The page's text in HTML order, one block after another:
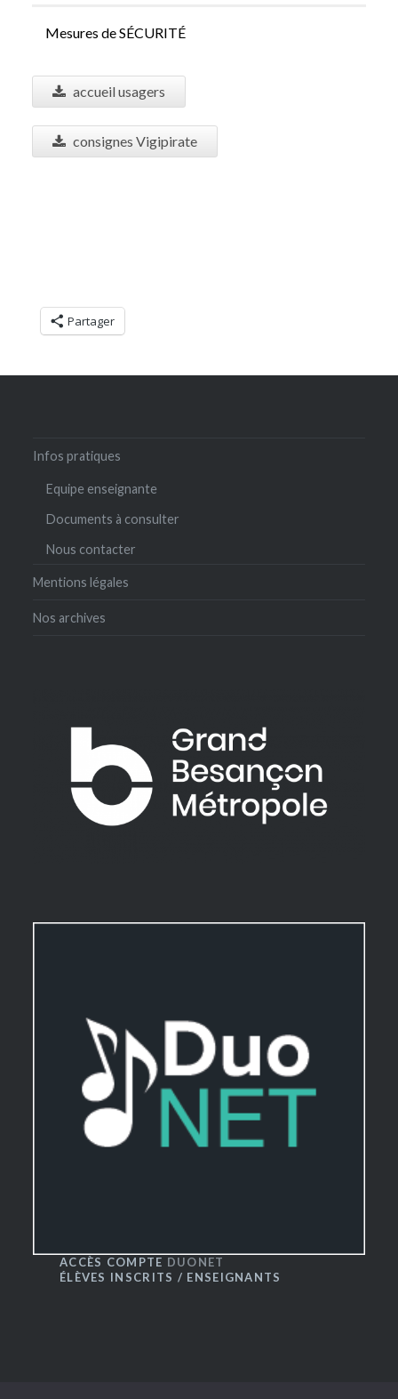
Mesures de SÉCURITÉ
accueil usagers
consignes Vigipirate
Partager
Infos pratiques
Equipe enseignante
Documents à consulter
Nous contacter
Mentions légales
Nos archives
ACCÈS COMPTE DUONET
ÉLÈVES INSCRITS / ENSEIGNANTS